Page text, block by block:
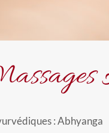
: Abhyanga